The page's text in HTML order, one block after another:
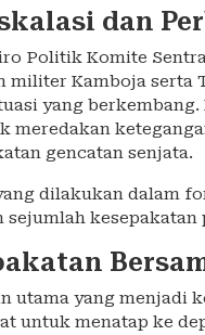
dan
Politik Komite
militer Kamboja serta
yang berkembang.
meredakan
gencatan senjata.
dilakukan dalam
kesepakatan
utama yang menjadi
untuk menatap ke